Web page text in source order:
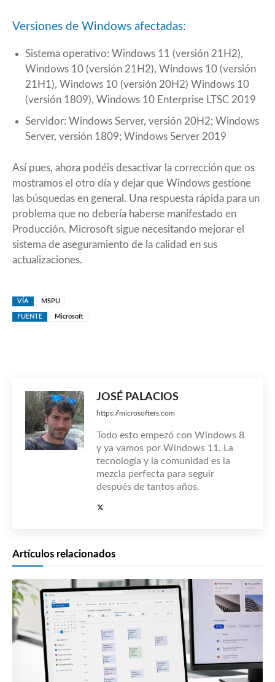
Versiones de Windows afectadas:
Sistema operativo: Windows 11 (versión 21H2),
Windows 10 (versión 21H2), Windows 10 (versión
21H1), Windows 10 (versión 20H2) Windows 10
(versión 1809), Windows 10 Enterprise LTSC 2019
Servidor: Windows Server, versión 20H2; Windows
Server, versión 1809; Windows Server 2019
Así pues, ahora podéis desactivar la corrección que os
mostramos el otro día y dejar que Windows gestione
las búsquedas en general. Una respuesta rápida para un
problema que no debería haberse manifestado en
Producción. Microsoft sigue necesitando mejorar el
sistema de aseguramiento de la calidad en sus
actualizaciones.
VÍA MSPU
FUENTE Microsoft
JOSÉ PALACIOS
https://microsofters.com
Todo esto empezó con Windows 8
y ya vamos por Windows 11. La
tecnología y la comunidad es la
mezcla perfecta para seguir
después de tantos años.
Artículos relacionados